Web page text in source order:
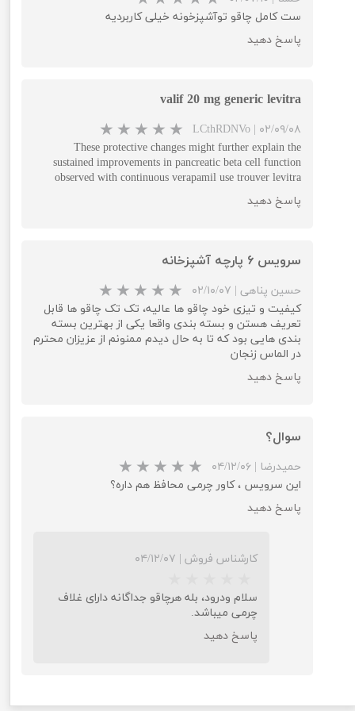
★★★★★
★★★★★
★★★★★
ست کامل چاقو توآشپزخونه خیلی کاربردیه
پاسخ دهید
valif 20 mg generic levitra
LCthRDNVo | ۰۲/۰۹/۰۸
These protective changes might further explain the
sustained improvements in pancreatic beta cell function
observed with continuous verapamil use trouver levitra
پاسخ دهید
سرویس ۶ پارچه آشپزخانه
حسین پناهی | ۰۲/۱۰/۰۷
کیفیت و تیزی خود چاقو ها عالیه، تک تک چاقو ها قابل
تعریف هستن و بسته بندی واقعا یکی از بهترین بسته
بندی هایی بود که تا به حال دیدم ممنونم از عزیزان محترم
در الماس زنجان
پاسخ دهید
سوال؟
حمیدرضا | ۰۴/۱۲/۰۶
این سرویس ، کاور چرمی محافظ هم داره؟
پاسخ دهید
کارشناس فروش | ۰۴/۱۲/۰۷
سلام ودرود، بله هرچاقو جداگانه دارای غلاف
چرمی میباشد.
پاسخ دهید